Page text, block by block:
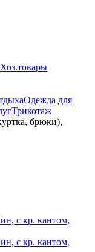
Хоз.товары
Одежда для
Трикотаж
брюки),